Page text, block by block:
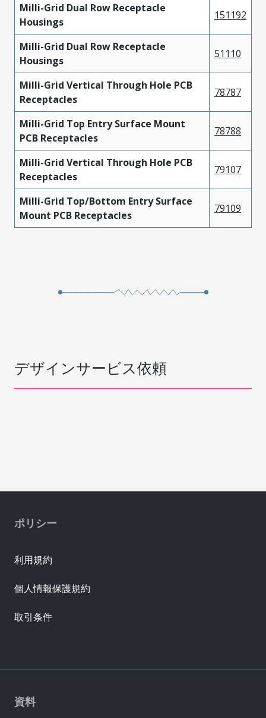
Milli-Grid Dual Row Receptacle
Housings
151192
Milli-Grid Dual Row Receptacle
Housings
51110
Milli-Grid Vertical Through Hole PCB
Receptacles
78787
Milli-Grid Top Entry Surface Mount
PCB Receptacles
78788
Milli-Grid Vertical Through Hole PCB
Receptacles
79107
Milli-Grid Top/Bottom Entry Surface
Mount PCB Receptacles
79109
デザインサービス依頼
資料
ポリシー
利用規約
個人情報保護規約
取引条件